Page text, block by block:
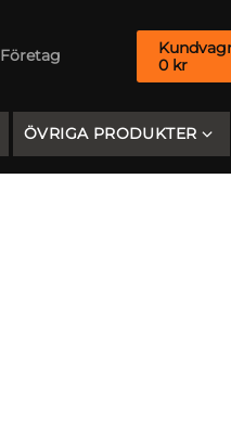
Företag
0 kr
ÖVRIGA PRODUKTER